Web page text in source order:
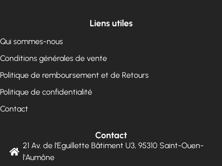
Liens utiles
Qui sommes-nous
Conditions générales de vente
Politique de remboursement et de Retours
Politique de confidentialité
Contact
Contact
21 Av. de l'Eguillette Bâtiment U3, 95310 Saint-Ouen-
l'Aumône